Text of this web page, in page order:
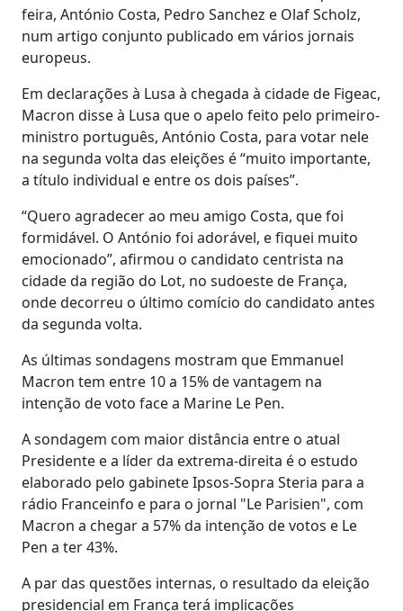
feira, António Costa, Pedro Sanchez e Olaf Scholz,
num artigo conjunto publicado em vários jornais
europeus.
Em declarações à Lusa à chegada à cidade de Figeac,
Macron disse à Lusa que o apelo feito pelo primeiro-
ministro português, António Costa, para votar nele
na segunda volta das eleições é “muito importante,
a título individual e entre os dois países”.
“Quero agradecer ao meu amigo Costa, que foi
formidável. O António foi adorável, e fiquei muito
emocionado”, afirmou o candidato centrista na
cidade da região do Lot, no sudoeste de França,
onde decorreu o último comício do candidato antes
da segunda volta.
As últimas sondagens mostram que Emmanuel
Macron tem entre 10 a 15% de vantagem na
intenção de voto face a Marine Le Pen.
A sondagem com maior distância entre o atual
Presidente e a líder da extrema-direita é o estudo
elaborado pelo gabinete Ipsos-Sopra Steria para a
rádio Franceinfo e para o jornal "Le Parisien", com
Macron a chegar a 57% da intenção de votos e Le
Pen a ter 43%.
A par das questões internas, o resultado da eleição
presidencial em França terá implicações